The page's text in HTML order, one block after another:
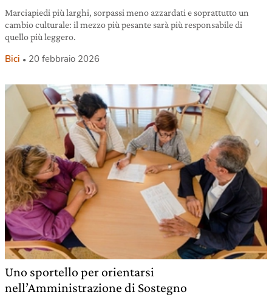
Marciapiedi più larghi, sorpassi meno azzardati e soprattutto un
cambio culturale: il mezzo più pesante sarà più responsabile di
quello più leggero.
Bici 20 febbraio 2026
Uno sportello per orientarsi
nell’Amministrazione di Sostegno